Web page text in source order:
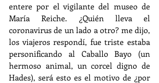
entere por el vigilante del museo de
María Reiche. ¿Quién lleva el
coronavirus de un lado a otro? me dijo,
los viajeros respondí, fue triste estaba
personificando al Caballo Bayo (un
hermoso animal, un corcel digno de
Hades), será esto es el motivo de ¿por